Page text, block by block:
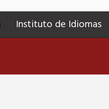
Instituto de Idiomas